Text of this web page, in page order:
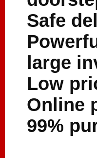
Safe
large
Low
Online
99%